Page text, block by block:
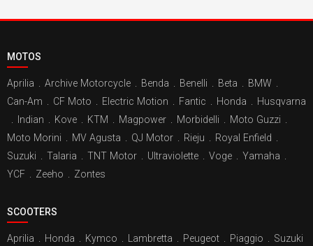
MOTOS
Aprilia . Archive Motorcycle . Benda . Benelli . Beta . BMW .
Can-Am . CF Moto . Electric Motion . Fantic . Honda . Husqvarna
.
Indian . Kove . KTM . Magpower . Morbidelli . Moto Guzzi .
Moto Morini . MV Agusta . QJ Motor . Rieju . Royal Enfield .
Suzuki . Talaria . TNT Motor . Ultraviolette . Voge . Yamaha .
YCF . Zeeho . Zontes
SCOOTERS
Aprilia . Honda . Kymco . Lambretta . Peugeot . Piaggio . Suzuki